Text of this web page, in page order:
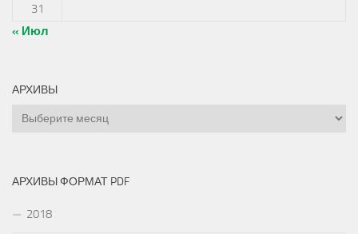
31
« Июл
АРХИВЫ
Архивы
АРХИВЫ ФОРМАТ PDF
2018